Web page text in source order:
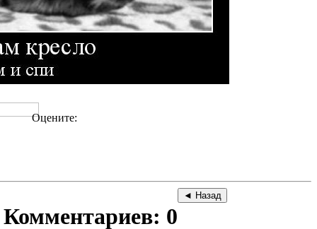
Оцените:
Комментариев: 0